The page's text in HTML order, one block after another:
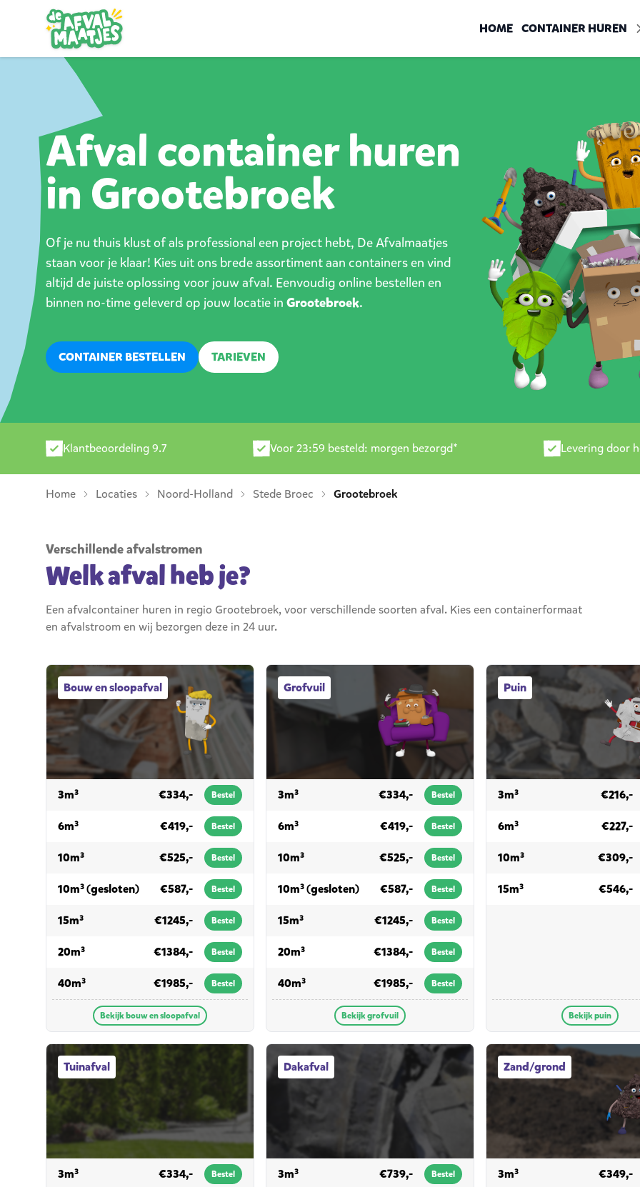
HOME CONTAINER HUREN
Afval container huren
in Grootebroek
Of je nu thuis klust of als professional een project hebt, De Afvalmaatjes
staan voor je klaar! Kies uit ons brede assortiment aan containers en vind
altijd de juiste oplossing voor jouw afval. Eenvoudig online bestellen en
binnen no-time geleverd op jouw locatie in Grootebroek.
CONTAINER BESTELLEN TARIEVEN
Klantbeoordeling 9.7 Voor 23:59 besteld: morgen bezorgd* Levering door
Home Locaties Noord-Holland Stede Broec Grootebroek
Verschillende afvalstromen
Welk afval heb je?
Een afvalcontainer huren in regio Grootebroek, voor verschillende soorten afval. Kies een containerformaat
en afvalstroom en wij bezorgen deze in 24 uur.
Bouw en sloopafval
Bouw en sloopafval afvalcontainers
3m³voor bouw en sloopafval
€334,- Bestel
6m³voor bouw en sloopafval
€419,- Bestel
10m³voor bouw en sloopafval
€525,- Bestel
10m³ (gesloten)voor bouw en sloopafval
€587,- Bestel
15m³voor bouw en sloopafval
€1245,- Bestel
20m³voor bouw en sloopafval
€1384,- Bestel
40m³voor bouw en sloopafval
€1985,- Bestel
Bekijk bouw en sloopafval
Grofvuil
Grofvuil afvalcontainers
3m³voor grofvuil €334,- Bestel
6m³voor grofvuil €419,- Bestel
10m³voor grofvuil €525,- Bestel
10m³ (gesloten)voor grofvuil
€587,- Bestel
15m³voor grofvuil €1245,- Bestel
20m³voor grofvuil €1384,- Bestel
40m³voor grofvuil €1985,- Bestel
Bekijk grofvuil
Puin
Puin afvalcontainers
3m³voor puin €216,-
6m³voor puin €227,-
10m³voor puin €309,-
15m³voor puin €546,-
Bekijk puin
Tuinafval
Tuinafval afvalcontainers
3m³voor tuinafval €334,- Bestel
Dakafval
Dakafval afvalcontainers
3m³voor dakafval €739,- Bestel
Zand/grond
Zand/grond afvalcontainers
3m³voor zand/grond€349,-